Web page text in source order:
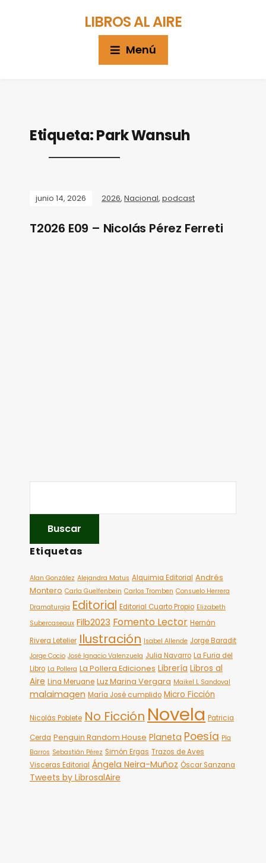
LIBROS AL AIRE
Menú
Etiqueta:Park Wansuh
junio 14, 2026 2026, Nacional, podcast
T2026 E09 – Nicolás Pérez Ferreti
Etiquetas
Alan González Alejandra Matus Alquimia Editorial Andrés
Montero Carla Guelfenbein Carlos Tromben Consuelo Herrera
Dramaturgia Editorial Editorial Cuarto Propio Elizabeth
Subercaseaux Filb2023 Fomento Lector Hernán
Rivera Letelier Ilustración Isabel Allende Jorge Baradit
Jorge Cocio José Ignacio Valenzuela Julia Navarro La Furia del
Libro La Pollera La Pollera Ediciones Librería Libros al
Aire Lina Meruane Luz Marina Vergara Maikel L Sandoval
malaimagen María José cumplido Micro Ficción
Nicolás Poblete No Ficción Novela Patricia
Cerda Penguin Random House Planeta Poesía Pía
Barros Sebastián Pérez Simón Ergas Trazos de Aves
Visceras Editorial Ángela Neira-Muñoz Óscar Sanzana
Tweets by LibrosalAire